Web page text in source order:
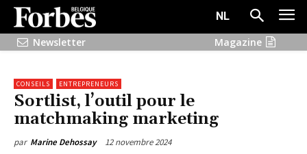
NL
Newsletter
Magazine
CONSEILS ENTREPRENEURS
Sortlist, l’outil pour le
matchmaking marketing
par Marine Dehossay 12 novembre 2024